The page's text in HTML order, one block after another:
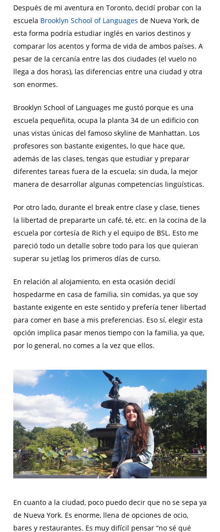
Después de mi aventura en Toronto, decidí probar con la
escuela Brooklyn School of Languages de Nueva York, de
esta forma podría estudiar inglés en varios destinos y
comparar los acentos y forma de vida de ambos países. A
pesar de la cercanía entre las dos ciudades (el vuelo no
llega a dos horas), las diferencias entre una ciudad y otra
son enormes.
Brooklyn School of Languages me gustó porque es una
escuela pequeñita, ocupa la planta 34 de un edificio con
unas vistas únicas del famoso skyline de Manhattan. Los
profesores son bastante exigentes, lo que hace que,
además de las clases, tengas que estudiar y preparar
diferentes tareas fuera de la escuela; sin duda, la mejor
manera de desarrollar algunas competencias lingüísticas.
Por otro lado, durante el break entre clase y clase, tienes
la libertad de prepararte un café, té, etc. en la cocina de la
escuela por cortesía de Rich y el equipo de BSL. Esto me
pareció todo un detalle sobre todo para los que quieran
superar su jetlag los primeros días de curso.
En relación al alojamiento, en esta ocasión decidí
hospedarme en casa de familia, sin comidas, ya que soy
bastante exigente en este sentido y prefería tener libertad
para comer en base a mis preferencias. Eso sí, elegir esta
opción implica pasar menos tiempo con la familia, ya que,
por lo general, no comes a la vez que ellos.
En cuanto a la ciudad, poco puedo decir que no se sepa ya
de Nueva York. Es enorme, llena de opciones de ocio,
bares y restaurantes. Es muy difícil pensar “no sé qué